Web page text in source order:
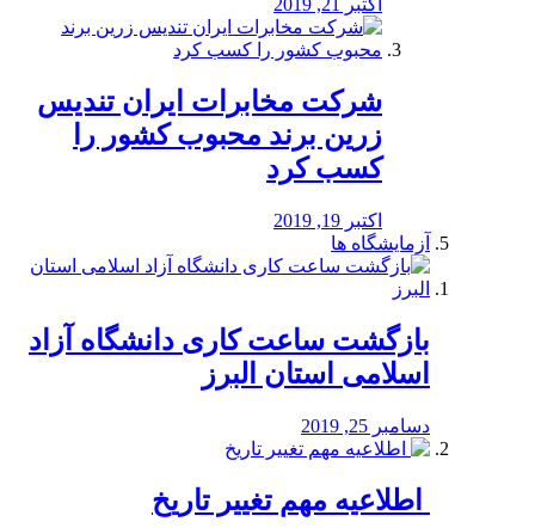
اکتبر 21, 2019
شرکت مخابرات ایران تندیس
زرین برند محبوب کشور را
کسب کرد
اکتبر 19, 2019
آزمایشگاه ها
بازگشت ساعت کاری دانشگاه آزاد
اسلامی استان البرز
دسامبر 25, 2019
️ اطلاعیه مهم تغییر تاریخ